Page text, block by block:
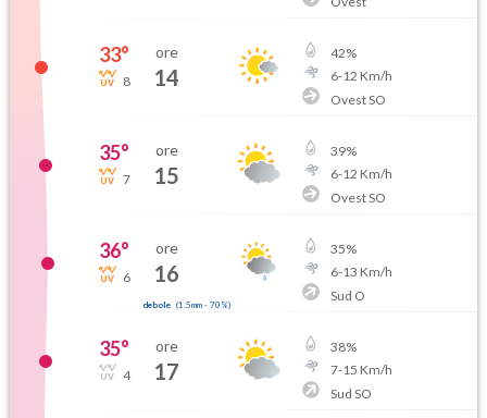
33°
8
ore
14
42%
6-12 Km/h
Ovest SO
35°
7
ore
15
39%
6-12 Km/h
Ovest SO
36°
6
ore
16
debole (1.5mm- 70 %)
35%
6-13 Km/h
Sud O
35°
4
ore
17
38%
7-15 Km/h
Sud SO